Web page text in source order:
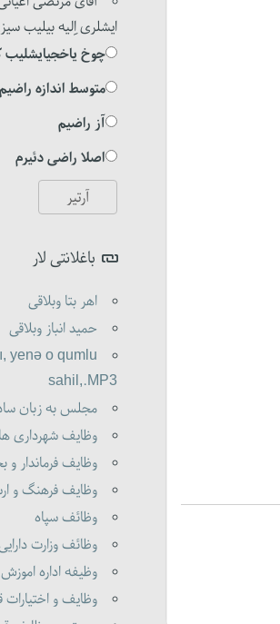
ایشلری اِلیه بیلیب
چوخ یاخجیایشلیب
متوسط اندازه راضیم
آز راضیم
اصلا راضی دئیرم
باغلانتی لار
اهر بتا وبلاقی
حمید انباز وبلاقی
yenə o qumlu
sahil,.MP3
مجلس به زبان
وظایف شهرداری ها
وظایف فرماندار و
وظایف فرهنگ و
وظائف سپاه
وظائف وزارت
وظیفه اداره
وظایف و اختیارات